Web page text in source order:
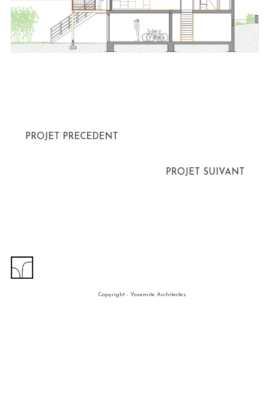
PROJET PRECEDENT
PROJET SUIVANT
Copyright - Yosemite Architectes